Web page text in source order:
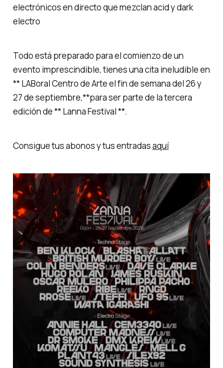
electrónicos en directo que mezclan acid y dark
electro
Todo está preparado para el comienzo de un
evento imprescindible, tienes una cita ineludible en
** LABoral Centro de Arte el fin de semana del 26 y
27 de septiembre,**para ser parte de la tercera
edición de ** Lanna Festival **.
Consigue tus abonos y tus entradasaquí